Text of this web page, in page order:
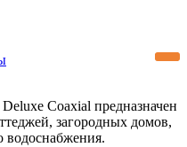
Coaxial предназначен
загородных домов,
водоснабжения.